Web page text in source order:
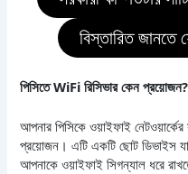
বিস্তারিত
পিসিতে WiFi রিসিভার কেন প্রয়োজন?
আপনার পিসিকে ওয়াইফাই
প্রয়োজন। এটি একটি ছোট ডিভাইস
আপনাকে ওয়াইফাই সিগন্যাল ধরে